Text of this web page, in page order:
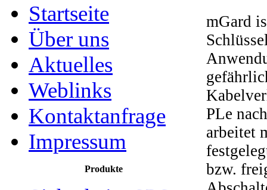
Startseite
Über uns
Aktuelles
Weblinks
Kontaktanfrage
Impressum
Produkte
mGard
PLe
arbeitet
bzw.